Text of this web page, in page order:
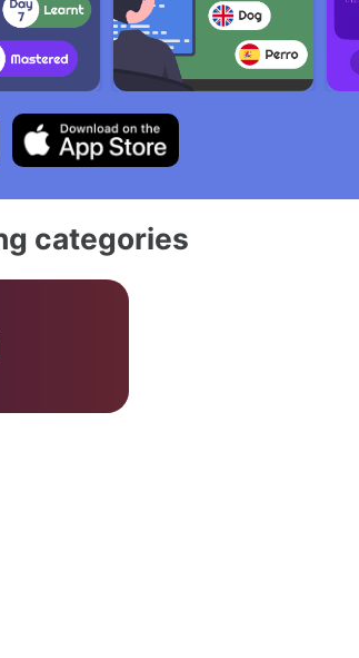
categories